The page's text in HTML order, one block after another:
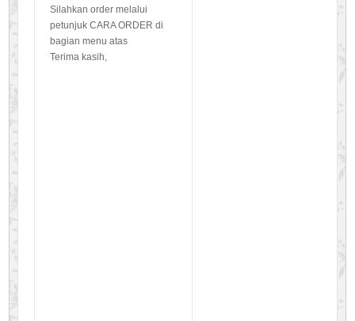
Silahkan order melalui
petunjuk CARA ORDER di
bagian menu atas
Terima kasih,